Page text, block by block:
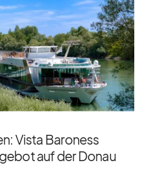
Vista Baroness
auf der Donau